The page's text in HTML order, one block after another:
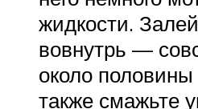
жидкости.
вовнутрь —
около
также смажьте